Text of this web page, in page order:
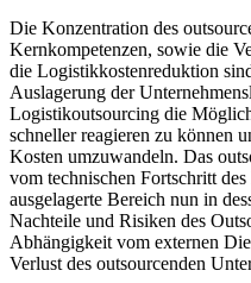
Die Konzentration des
Kernkompetenzen, sowie die
die Logistikkostenreduktion
Auslagerung der
Logistikoutsourcing die
schneller reagieren zu können
Kosten umzuwandeln. Das
vom technischen Fortschritt
ausgelagerte Bereich nun in
Nachteile und Risiken des
Abhängigkeit vom externen
Verlust des outsourcenden